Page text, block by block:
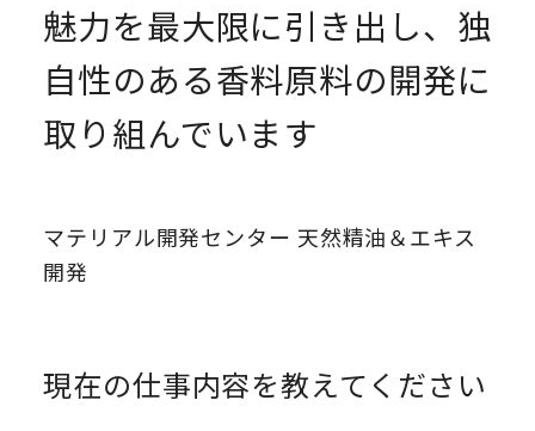
魅力を最大限に引き出し、独
自性のある香料原料の開発に
取り組んでいます
マテリアル開発センター 天然精油＆エキス
開発
現在の仕事内容を教えてください